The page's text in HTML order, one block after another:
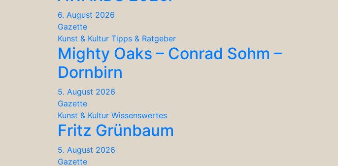
6. August 2026
Gazette
Kunst & Kultur Tipps & Ratgeber
Mighty Oaks – Conrad Sohm –
Dornbirn
5. August 2026
Gazette
Kunst & Kultur Wissenswertes
Fritz Grünbaum
5. August 2026
Gazette